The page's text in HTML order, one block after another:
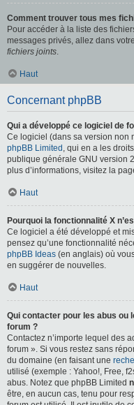
Comment trouver tous mes
Pour accéder à la liste des
messages privés, allez dans
fichiers joints.
Haut
Concernant phpBB
Qui a développé ce logiciel de
Ce logiciel (dans sa version non
phpBB Limited , qui en a les
publique générale GNU version
plus d’informations, visitez la
Haut
Pourquoi la fonctionnalité X
Ce logiciel a été développé et
pensez qu’une fonctionnalité
phpBB Ideas (en anglais) où
en suggérer de nouvelles.
Haut
Qui contacter pour les abus ou
forum ?
Contactez n’importe lequel des
forum ». Si vous restez sans
du domaine (en faisant une
utilisé (exemple : Yahoo!, Free,
abus. Notez que phpBB Limited
être, en aucun cas, tenu pour